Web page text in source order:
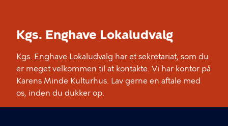
Kgs. Enghave Lokaludvalg
Kgs. Enghave Lokaludvalg har et sekretariat, som du
er meget velkommen til at kontakte. Vi har kontor på
Karens Minde Kulturhus. Lav gerne en aftale med
os, inden du dukker op.